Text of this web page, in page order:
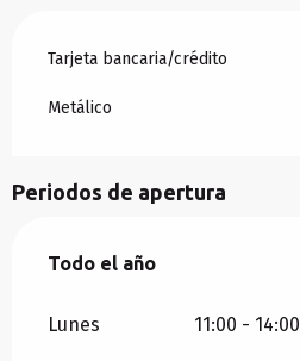
Tarjeta bancaria/crédito
Metálico
Periodos de apertura
Todo el año
Todo el año
Lunes 11:00 - 14:00